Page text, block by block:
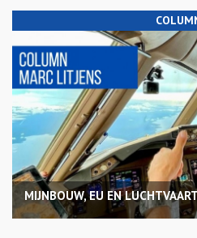
MIJNBOUW, EU EN